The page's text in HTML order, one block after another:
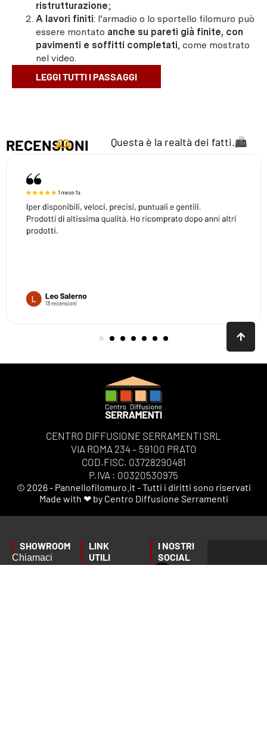
ristrutturazione;
A lavori finiti: l’armadio o lo sportello filomuro può
essere montato anche su pareti già finite, con
pavimenti e soffitti completati, come mostrato
nel video.
LEGGI TUTTI I PASSAGGI
RECENSIONI Questa è la realtà dei fatti.
CENTRO DIFFUSIONE SERRAMENTI SRL
VIA ROMA 234 – 59100 PRATO
COD.FISC. 03728290481
P.IVA : 00320530975
© 2026 - Pannellofilomuro.it - Tutti i diritti sono riservati
Made with ❤ by Centro Diffusione Serramenti
SHOWROOM
Chiamaci
LINK
UTILI
I NOSTRI
SOCIAL